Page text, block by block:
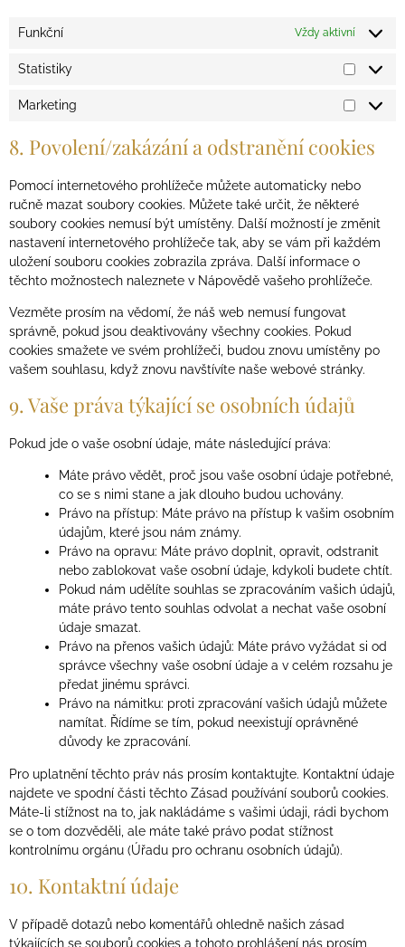
Funkční Vždy aktivní
Statistiky
Marketing
8. Povolení/zakázání a odstranění cookies
Pomocí internetového prohlížeče můžete automaticky nebo
ručně mazat soubory cookies. Můžete také určit, že některé
soubory cookies nemusí být umístěny. Další možností je změnit
nastavení internetového prohlížeče tak, aby se vám při každém
uložení souboru cookies zobrazila zpráva. Další informace o
těchto možnostech naleznete v Nápovědě vašeho prohlížeče.
Vezměte prosím na vědomí, že náš web nemusí fungovat
správně, pokud jsou deaktivovány všechny cookies. Pokud
cookies smažete ve svém prohlížeči, budou znovu umístěny po
vašem souhlasu, když znovu navštívíte naše webové stránky.
9. Vaše práva týkající se osobních údajů
Pokud jde o vaše osobní údaje, máte následující práva:
Máte právo vědět, proč jsou vaše osobní údaje potřebné,
co se s nimi stane a jak dlouho budou uchovány.
Právo na přístup: Máte právo na přístup k vašim osobním
údajům, které jsou nám známy.
Právo na opravu: Máte právo doplnit, opravit, odstranit
nebo zablokovat vaše osobní údaje, kdykoli budete chtít.
Pokud nám udělíte souhlas se zpracováním vašich údajů,
máte právo tento souhlas odvolat a nechat vaše osobní
údaje smazat.
Právo na přenos vašich údajů: Máte právo vyžádat si od
správce všechny vaše osobní údaje a v celém rozsahu je
předat jinému správci.
Právo na námitku: proti zpracování vašich údajů můžete
namítat. Řídíme se tím, pokud neexistují oprávněné
důvody ke zpracování.
Pro uplatnění těchto práv nás prosím kontaktujte. Kontaktní údaje
najdete ve spodní části těchto Zásad používání souborů cookies.
Máte-li stížnost na to, jak nakládáme s vašimi údaji, rádi bychom
se o tom dozvěděli, ale máte také právo podat stížnost
kontrolnímu orgánu (Úřadu pro ochranu osobních údajů).
10. Kontaktní údaje
V případě dotazů nebo komentářů ohledně našich zásad
týkajících se souborů cookies a tohoto prohlášení nás prosím